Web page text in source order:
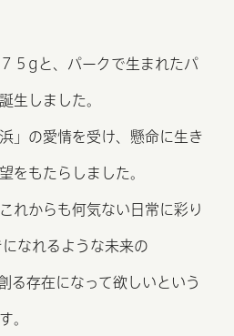
５gと、 パークで生まれたパ
生しました。
」の愛情を受け、 懸命に⽣き
をもたらしました。
れからも何気ない⽇常に彩り
なれるような未来の
る存在になって欲しいという
。